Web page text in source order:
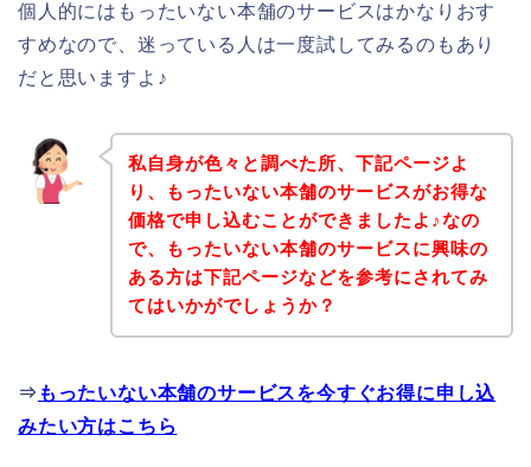
個人的にはもったいない本舗のサービスはかなりおす
すめなので、迷っている人は一度試してみるのもあり
だと思いますよ♪
私自身が色々と調べた所、下記ページよ
り、もったいない本舗のサービスがお得な
価格で申し込むことができましたよ♪なの
で、もったいない本舗のサービスに興味の
ある方は下記ページなどを参考にされてみ
てはいかがでしょうか？
⇒ もったいない本舗のサービスを今すぐお得に申し込
みたい方はこちら